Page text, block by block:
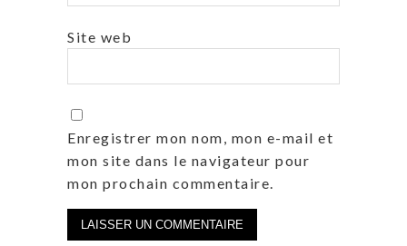
Site web
Enregistrer mon nom, mon e-mail et
mon site dans le navigateur pour
mon prochain commentaire.